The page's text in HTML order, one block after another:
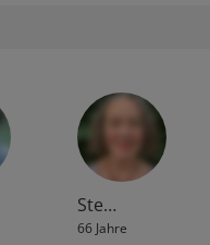
Ste…
66 Jahre